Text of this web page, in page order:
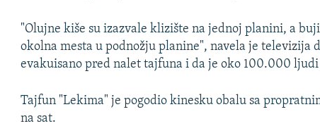
"Olujne kiše su izazvale klizište na jednoj planini, a
okolna mesta u podnožju planine", navela je televizija
evakuisano pred nalet tajfuna i da je oko 100.000
Tajfun "Lekima" je pogodio kinesku obalu sa
na sat.